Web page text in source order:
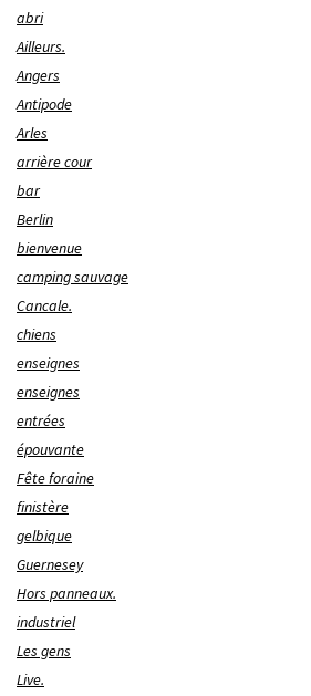
abri
Ailleurs.
Angers
Antipode
Arles
arrière cour
bar
Berlin
bienvenue
camping sauvage
Cancale.
chiens
enseignes
enseignes
entrées
épouvante
Fête foraine
finistère
gelbique
Guernesey
Hors panneaux.
industriel
Les gens
Live.